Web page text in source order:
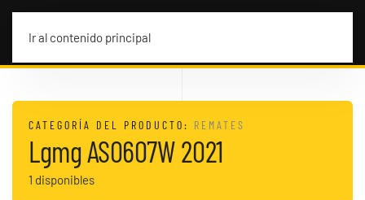
Ir al contenido principal
CATEGORÍA DEL PRODUCTO: REMATES
Lgmg AS0607W 2021
1 disponibles